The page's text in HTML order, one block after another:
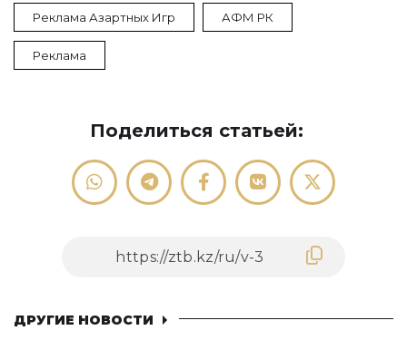
Реклама Азартных Игр АФМ РК
Реклама
Поделиться статьей:
ДРУГИЕ НОВОСТИ